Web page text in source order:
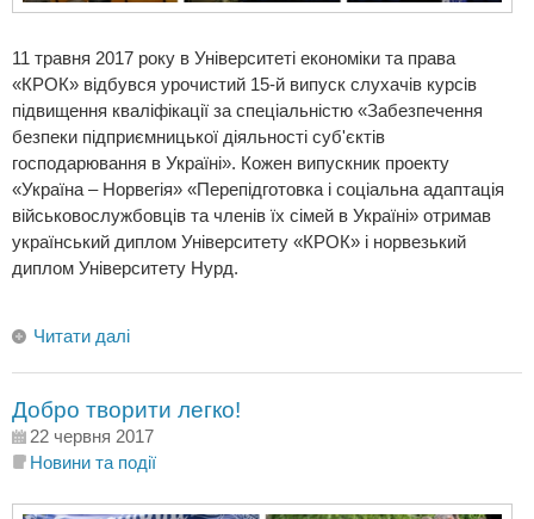
11 травня 2017 року в Університеті економіки та права
«КРОК» відбувся урочистий 15-й випуск слухачів курсів
підвищення кваліфікації за спеціальністю «Забезпечення
безпеки підприємницької діяльності суб'єктів
господарювання в Україні». Кожен випускник проекту
«Україна – Норвегія» «Перепідготовка і соціальна адаптація
військовослужбовців та членів їх сімей в Україні» отримав
український диплом Університету «КРОК» і норвезький
диплом Університету Нурд.
Читати далі
Добро творити легко!
22 червня 2017
Новини та події